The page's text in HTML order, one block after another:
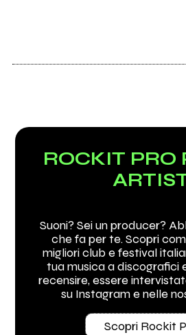
ROCKIT PRO
Suoni? Sei un producer?
che fa per te. Scopri
migliori club e festival
tua musica a discografici
recensire, essere
su Instagram e nelle
Scopri Rockit